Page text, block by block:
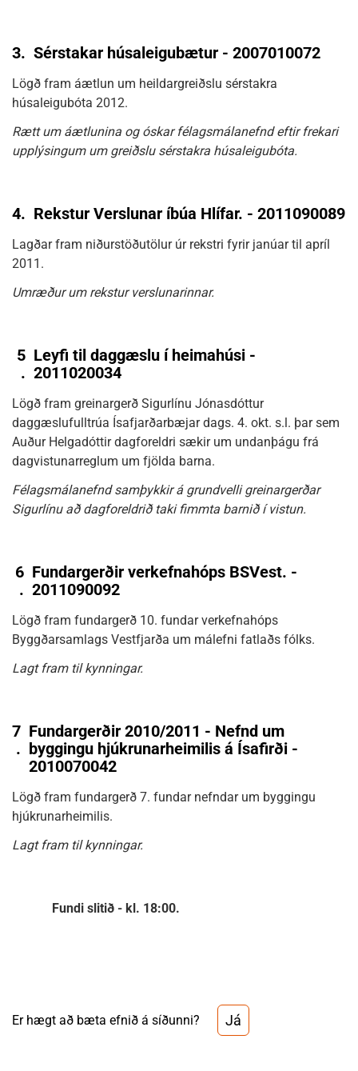
3. Sérstakar húsaleigubætur - 2007010072
Lögð fram áætlun um heildargreiðslu sérstakra
húsaleigubóta 2012.
Rætt um áætlunina og óskar félagsmálanefnd eftir frekari
upplýsingum um greiðslu sérstakra húsaleigubóta.
4. Rekstur Verslunar íbúa Hlífar. - 2011090089
Lagðar fram niðurstöðutölur úr rekstri fyrir janúar til apríl
2011.
Umræður um rekstur verslunarinnar.
5
.
Leyfi til daggæslu í heimahúsi -
2011020034
Lögð fram greinargerð Sigurlínu Jónasdóttur
daggæslufulltrúa Ísafjarðarbæjar dags. 4. okt. s.l. þar sem
Auður Helgadóttir dagforeldri sækir um undanþágu frá
dagvistunarreglum um fjölda barna.
Félagsmálanefnd samþykkir á grundvelli greinargerðar
Sigurlínu að dagforeldrið taki fimmta barnið í vistun.
6
.
Fundargerðir verkefnahóps BSVest. -
2011090092
Lögð fram fundargerð 10. fundar verkefnahóps
Byggðarsamlags Vestfjarða um málefni fatlaðs fólks.
Lagt fram til kynningar.
7
.
Fundargerðir 2010/2011 - Nefnd um
byggingu hjúkrunarheimilis á Ísafirði -
2010070042
Lögð fram fundargerð 7. fundar nefndar um byggingu
hjúkrunarheimilis.
Lagt fram til kynningar.
Fundi slitið - kl. 18:00.
Er hægt að bæta efnið á síðunni? Já